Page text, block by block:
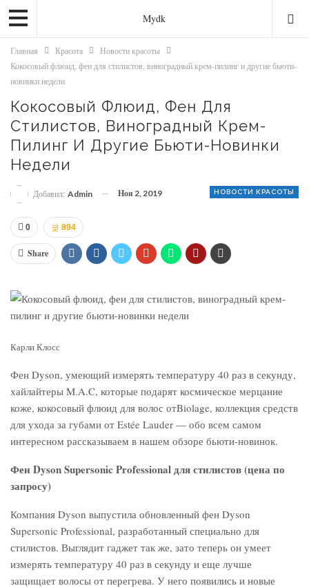
Mydk
Главная Красота
Новости красоты
Кокосовый флюид, фен для стилистов, виноградный крем-пилинг и другие бьюти-
новинки недели
Кокосовый Флюид, Фен Для
Стилистов, Виноградный Крем-
Пилинг И Другие Бьюти-Новинки
Недели
НОВОСТИ КРАСОТЫ
Добавил: Admin Ноя 2, 2019
0 894
Share
Карли Клосс
Фен Dyson, умеющий измерять температуру 40 раз в секунду,
хайлайтеры M.A.C, которые подарят космическое мерцание
коже, кокосовый флюид для волос отBiolage, коллекция средств
для ухода за губами от Estée Lauder — обо всем самом
интересном рассказываем в нашем обзоре бьюти-новинок.
Фен Dyson Supersonic Professional для стилистов (цена по
запросу)
Компания Dyson выпустила обновленный фен Dyson
Supersonic Professional, разработанный специально для
стилистов. Выглядит гаджет так же, зато теперь он умеет
измерять температуру 40 раз в секунду и еще лучше
защищает волосы от перегрева. У него появились и новые